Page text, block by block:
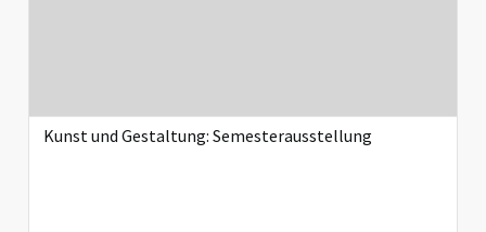
Kunst und Gestaltung: Semesterausstellung